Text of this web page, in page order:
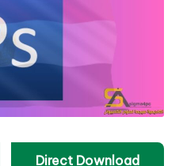
Direct Download